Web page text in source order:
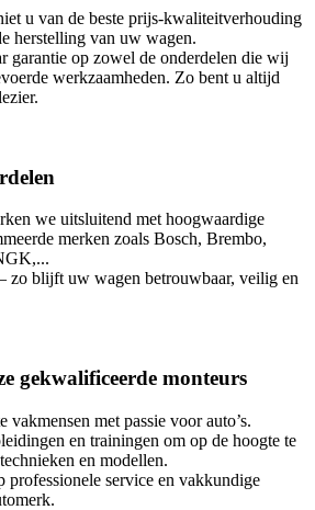
u van de beste prijs-kwaliteitverhouding
herstelling van uw wagen.
garantie op zowel de onderdelen die wij
werkzaamheden. Zo bent u altijd
we uitsluitend met hoogwaardige
merken zoals Bosch, Brembo,
blijft uw wagen betrouwbaar, veilig en
gekwalificeerde monteurs
vakmensen met passie voor auto’s.
en trainingen om op de hoogte te
en modellen.
service en vakkundige